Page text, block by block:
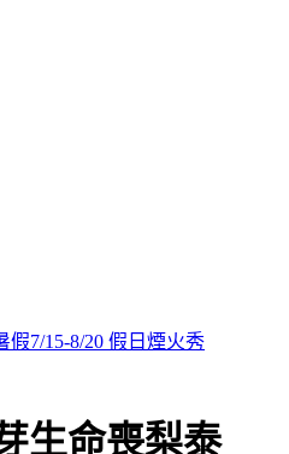
颱風預期因素 批發價49元
生命喪梨泰